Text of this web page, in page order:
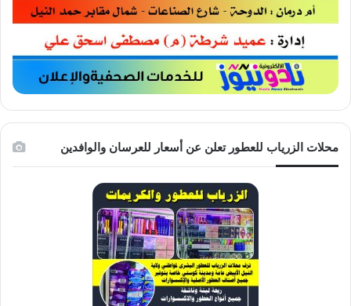
محلات الزرياب للعطور تعلن عن أسعار للعرسان والوافدين